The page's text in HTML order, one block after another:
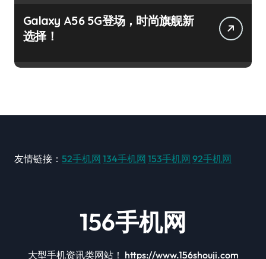
Galaxy A56 5G登场，时尚旗舰新
选择！
友情链接： 52手机网 134手机网 153手机网 92手机网
156手机网
大型手机资讯类网站！ https://www.156shouji.com